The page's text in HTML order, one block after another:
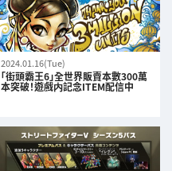
2024.01.16(Tue)
「街頭霸王6」全世界販賣本數300萬
本突破！遊戲内記念ITEM配信中